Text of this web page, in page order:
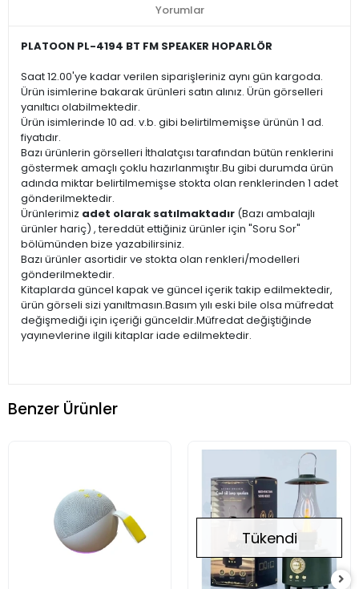
Yorumlar
PLATOON PL-4194 BT FM SPEAKER HOPARLÖR
Saat 12.00'ye kadar verilen siparişleriniz aynı gün kargoda.
Ürün isimlerine bakarak ürünleri satın alınız. Ürün görselleri
yanıltıcı olabilmektedir.
Ürün isimlerinde 10 ad. v.b. gibi belirtilmemişse ürünün 1 ad.
fiyatıdır.
Bazı ürünlerin görselleri İthalatçısı tarafından bütün renklerini
göstermek amaçlı çoklu hazırlanmıştır.Bu gibi durumda ürün
adında miktar belirtilmemişse stokta olan renklerinden 1 adet
gönderilmektedir.
Ürünlerimiz adet olarak satılmaktadır (Bazı ambalajlı
ürünler hariç) , tereddüt ettiğiniz ürünler için "Soru Sor"
bölümünden bize yazabilirsiniz.
Bazı ürünler asortidir ve stokta olan renkleri/modelleri
gönderilmektedir.
Kitaplarda güncel kapak ve güncel içerik takip edilmektedir,
ürün görseli sizi yanıltmasın.Basım yılı eski bile olsa müfredat
değişmediği için içeriği günceldir.Müfredat değiştiğinde
yayınevlerine ilgili kitaplar iade edilmektedir.
Benzer Ürünler
Tükendi